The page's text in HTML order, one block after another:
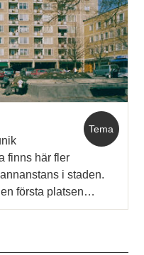
Tema
finns här fler
i staden.
första platsen…